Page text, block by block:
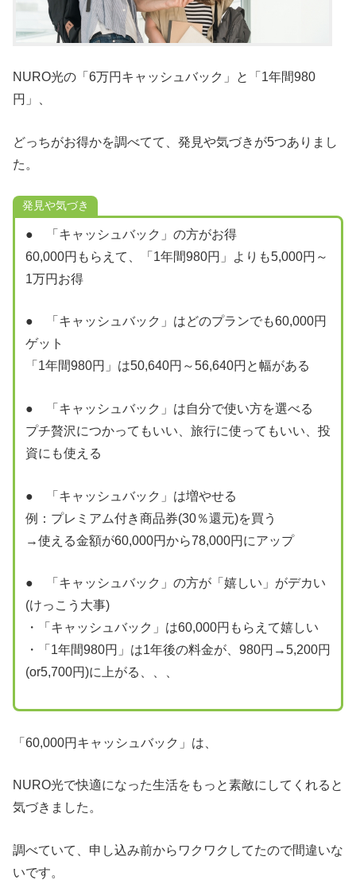
NURO光の「6万円キャッシュバック」と「1年間980
円」、
どっちがお得かを調べてて、発見や気づきが5つありまし
た。
発見や気づき
● 「キャッシュバック」の方がお得
60,000円もらえて、「1年間980円」よりも5,000円～
1万円お得
● 「キャッシュバック」はどのプランでも60,000円
ゲット
「1年間980円」は50,640円～56,640円と幅がある
● 「キャッシュバック」は自分で使い方を選べる
プチ贅沢につかってもいい、旅行に使ってもいい、投
資にも使える
● 「キャッシュバック」は増やせる
例：プレミアム付き商品券(30％還元)を買う
→使える金額が60,000円から78,000円にアップ
● 「キャッシュバック」の方が「嬉しい」がデカい
(けっこう大事)
・「キャッシュバック」は60,000円もらえて嬉しい
・「1年間980円」は1年後の料金が、980円→5,200円
(or5,700円)に上がる、、、
「60,000円キャッシュバック」は、
NURO光で快適になった生活をもっと素敵にしてくれると
気づきました。
調べていて、申し込み前からワクワクしてたので間違いな
いです。